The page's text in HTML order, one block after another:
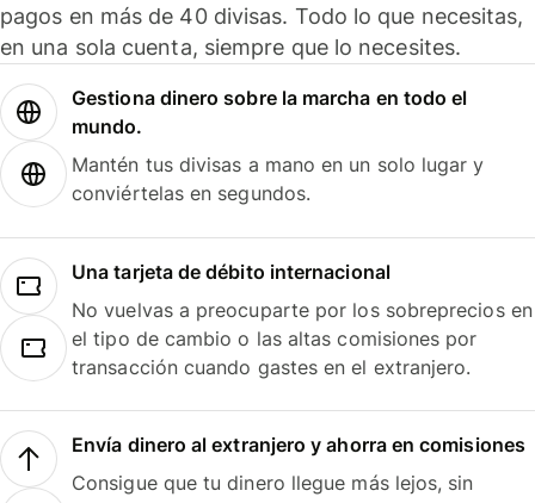
pagos en más de 40 divisas. Todo lo que necesitas,
en una sola cuenta, siempre que lo necesites.
Gestiona dinero sobre la marcha en todo el
mundo.
Mantén tus divisas a mano en un solo lugar y
conviértelas en segundos.
Una tarjeta de débito internacional
No vuelvas a preocuparte por los sobreprecios en
el tipo de cambio o las altas comisiones por
transacción cuando gastes en el extranjero.
Envía dinero al extranjero y ahorra en comisiones
Consigue que tu dinero llegue más lejos, sin